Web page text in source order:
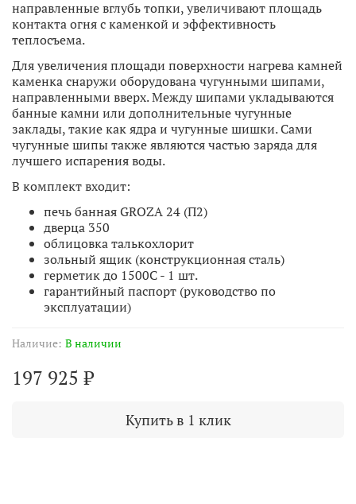
Наличие: В наличии
197 925 ₽
Купить в 1 клик
направленные вглубь топки, увеличивают площадь
контакта огня с каменкой и эффективность
теплосъема.
Для увеличения площади поверхности нагрева камней
каменка снаружи оборудована чугунными шипами,
направленными вверх. Между шипами укладываются
банные камни или дополнительные чугунные
заклады, такие как ядра и чугунные шишки. Сами
чугунные шипы также являются частью заряда для
лучшего испарения воды.
В комплект входит:
печь банная GROZA 24 (П2)
дверца 350
облицовка талькохлорит
зольный ящик (конструкционная сталь)
герметик до 1500С - 1 шт.
гарантийный паспорт (руководство по
эксплуатации)